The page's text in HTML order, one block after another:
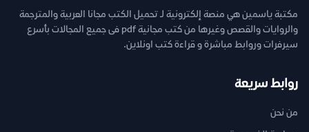
مكتبة ياسمين هي منصة إلكترونية لـ تحميل الكتب مجانا العربية والمترجمة
والروايات والقصص وغيرها من كتب مجانية pdf فى جميع المجالات بأسرع
سيرفرات وروابط مباشرة و قراءة كتب اونلاين.
روابط سريعة
من نحن